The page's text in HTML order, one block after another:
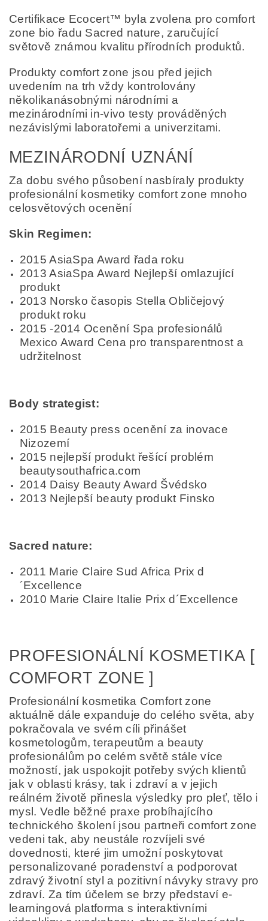
Certifikace Ecocert™ byla zvolena pro comfort
zone bio řadu Sacred nature, zaručující
světově známou kvalitu přírodních produktů.
Produkty comfort zone jsou před jejich
uvedením na trh vždy kontrolovány
několikanásobnými národními a
mezinárodními in-vivo testy prováděných
nezávislými laboratořemi a univerzitami.
MEZINÁRODNÍ UZNÁNÍ
Za dobu svého působení nasbíraly produkty
profesionální kosmetiky comfort zone mnoho
celosvětových ocenění
Skin Regimen:
2015 AsiaSpa Award řada roku
2013 AsiaSpa Award Nejlepší omlazující
produkt
2013 Norsko časopis Stella Obličejový
produkt roku
2015 -2014 Ocenění Spa profesionálů
Mexico Award Cena pro transparentnost a
udržitelnost
Body strategist:
2015 Beauty press ocenění za inovace
Nizozemí
2015 nejlepší produkt řešící problém
beautysouthafrica.com
2014 Daisy Beauty Award Švédsko
2013 Nejlepší beauty produkt Finsko
Sacred nature:
2011 Marie Claire Sud Africa Prix d
´Excellence
2010 Marie Claire Italie Prix d´Excellence
PROFESIONÁLNÍ KOSMETIKA [
COMFORT ZONE ]
Profesionální kosmetika Comfort zone
aktuálně dále expanduje do celého světa, aby
pokračovala ve svém cíli přinášet
kosmetologům, terapeutům a beauty
profesionálům po celém světě stále více
možností, jak uspokojit potřeby svých klientů
jak v oblasti krásy, tak i zdraví a v jejich
reálném životě přinesla výsledky pro pleť, tělo i
mysl. Vedle běžné praxe probíhajícího
technického školení jsou partneři comfort zone
vedeni tak, aby neustále rozvíjeli své
dovednosti, které jim umožní poskytovat
personalizované poradenství a podporovat
zdravý životní styl a pozitivní návyky stravy pro
zdraví. Za tím účelem se brzy představí e-
learningová platforma s interaktivními